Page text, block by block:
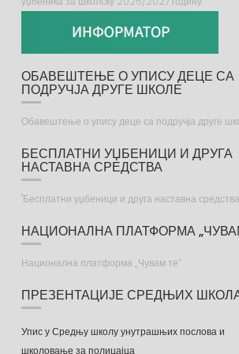
ОБАВЕШТЕЊЕ О УПИСУ ДЕЦЕ СА
ПОДРУЧЈА ДРУГЕ ШКОЛЕ
Обавештење о упису деце са подручја друге
БЕСПЛАТНИ УЏБЕНИЦИ И ДРУГА
НАСТАВНА СРЕДСТВА
"Бесплатни уџбеници и друга наставна
НАЦИОНАЛНА ПЛАТФОРМА
Национална платформа „Чувам те“
ПРЕЗЕНТАЦИЈЕ СРЕДЊИХ
Упис у Средњу школу унутрашњих послова и
школовање за полицајца